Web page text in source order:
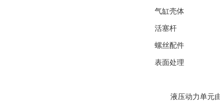
气缸壳体
活塞杆
螺丝配
表面处理
液压动力单元